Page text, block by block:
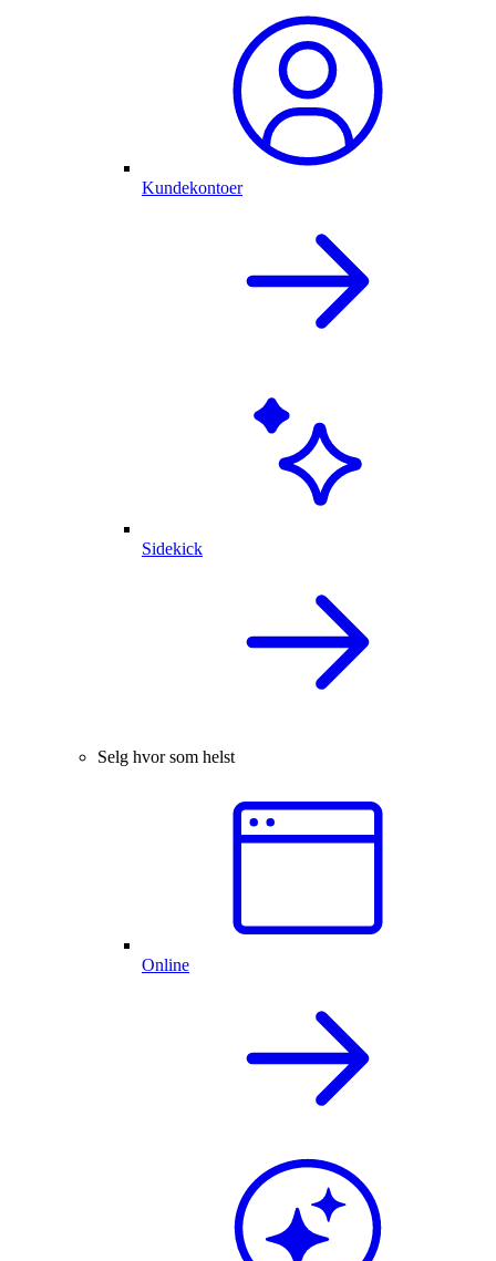
Kundekontoer
Sidekick
Selg hvor som helst
Online